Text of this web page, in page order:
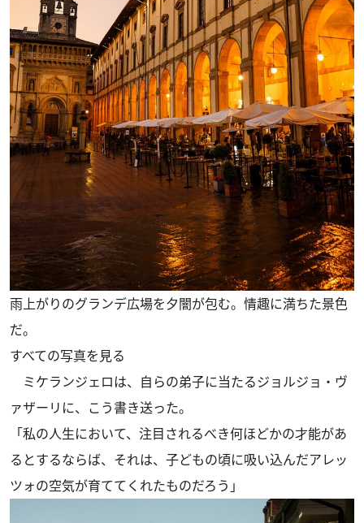
雨上がりのグランデ広場を夕闇が包む。情趣に満ちた景色
だ。
すべての写真を見る
ミケランジェロは、自らの弟子に当たるジョルジョ・ヴ
ァザーリに、こう書き送った。
「私の人生において、注目されるべき何ほどかの才能があ
るとするならば、それは、子どもの頃に吸い込んだアレッ
ツォの空気が育ててくれたものだろう」